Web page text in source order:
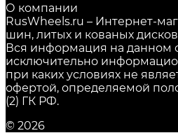
О компании
RusWheels.ru – Интернет-
шин, литых и кованых
Вся информация на данном
исключительно
при каких условиях не
офертой, определяемой
(2) ГК РФ.
© 2026